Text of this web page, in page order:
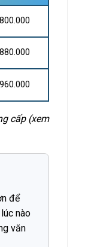
cấp (xem
để
nào
văn